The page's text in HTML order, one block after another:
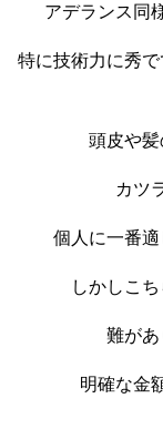
アデランス同
特に技術力に秀
頭皮や髪
カツ
個人に一番適
しかしこ
難が
明確な金